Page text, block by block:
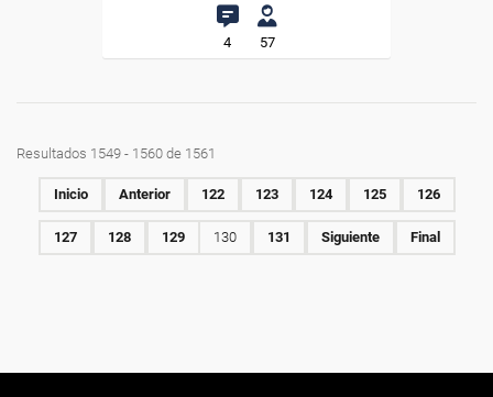
4 57
Resultados 1549 - 1560 de 1561
Inicio Anterior 122 123 124 125 126
127 128 129 130 131 Siguiente Final